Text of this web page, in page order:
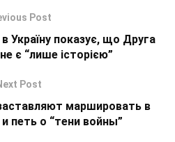
Post
Україну показує, що Друга
є “лише історією”
Post
маршировать в
петь о “тени войны”